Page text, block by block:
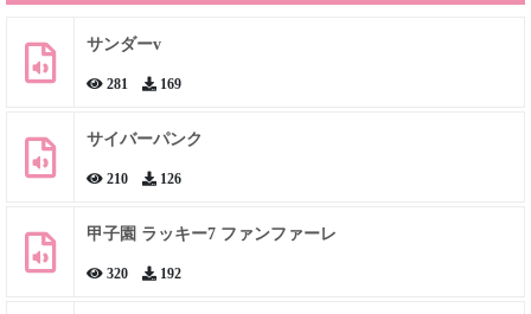
サンダーv
281 169
サイバーパンク
210 126
甲子園 ラッキー7 ファンファーレ
320 192